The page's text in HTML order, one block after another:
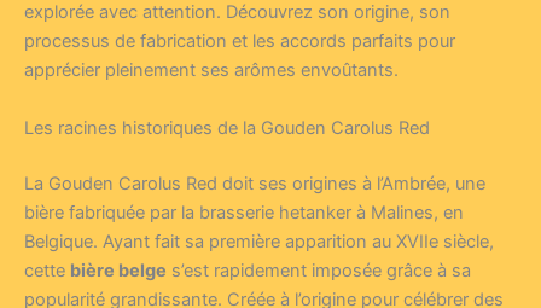
explorée avec attention. Découvrez son origine, son
processus de fabrication et les accords parfaits pour
apprécier pleinement ses arômes envoûtants.
Les racines historiques de la Gouden Carolus Red
La Gouden Carolus Red doit ses origines à l’Ambrée, une
bière fabriquée par la brasserie hetanker à Malines, en
Belgique. Ayant fait sa première apparition au XVIIe siècle,
cette bière belge s’est rapidement imposée grâce à sa
popularité grandissante. Créée à l’origine pour célébrer des